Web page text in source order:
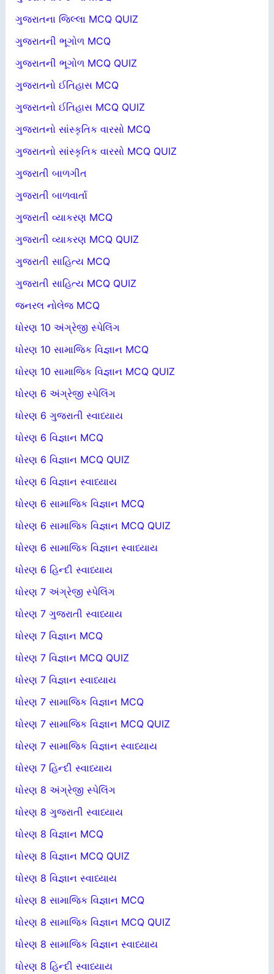
ગુજરાતના જિલ્લા MCQ QUIZ
ગુજરાતની ભૂગોળ MCQ
ગુજરાતની ભૂગોળ MCQ QUIZ
ગુજરાતનો ઈતિહાસ MCQ
ગુજરાતનો ઈતિહાસ MCQ QUIZ
ગુજરાતનો સાંસ્કૃતિક વારસો MCQ
ગુજરાતનો સાંસ્કૃતિક વારસો MCQ QUIZ
ગુજરાતી બાળગીત
ગુજરાતી બાળવાર્તા
ગુજરાતી વ્યાકરણ MCQ
ગુજરાતી વ્યાકરણ MCQ QUIZ
ગુજરાતી સાહિત્ય MCQ
ગુજરાતી સાહિત્ય MCQ QUIZ
જનરલ નોલેજ MCQ
ધોરણ 10 અંગ્રેજી સ્પેલિંગ
ધોરણ 10 સામાજિક વિજ્ઞાન MCQ
ધોરણ 10 સામાજિક વિજ્ઞાન MCQ QUIZ
ધોરણ 6 અંગ્રેજી સ્પેલિંગ
ધોરણ 6 ગુજરાતી સ્વાધ્યાય
ધોરણ 6 વિજ્ઞાન MCQ
ધોરણ 6 વિજ્ઞાન MCQ QUIZ
ધોરણ 6 વિજ્ઞાન સ્વાધ્યાય
ધોરણ 6 સામાજિક વિજ્ઞાન MCQ
ધોરણ 6 સામાજિક વિજ્ઞાન MCQ QUIZ
ધોરણ 6 સામાજિક વિજ્ઞાન સ્વાધ્યાય
ધોરણ 6 હિન્દી સ્વાધ્યાય
ધોરણ 7 અંગ્રેજી સ્પેલિંગ
ધોરણ 7 ગુજરાતી સ્વાધ્યાય
ધોરણ 7 વિજ્ઞાન MCQ
ધોરણ 7 વિજ્ઞાન MCQ QUIZ
ધોરણ 7 વિજ્ઞાન સ્વાધ્યાય
ધોરણ 7 સામાજિક વિજ્ઞાન MCQ
ધોરણ 7 સામાજિક વિજ્ઞાન MCQ QUIZ
ધોરણ 7 સામાજિક વિજ્ઞાન સ્વાધ્યાય
ધોરણ 7 હિન્દી સ્વાધ્યાય
ધોરણ 8 અંગ્રેજી સ્પેલિંગ
ધોરણ 8 ગુજરાતી સ્વાધ્યાય
ધોરણ 8 વિજ્ઞાન MCQ
ધોરણ 8 વિજ્ઞાન MCQ QUIZ
ધોરણ 8 વિજ્ઞાન સ્વાધ્યાય
ધોરણ 8 સામાજિક વિજ્ઞાન MCQ
ધોરણ 8 સામાજિક વિજ્ઞાન MCQ QUIZ
ધોરણ 8 સામાજિક વિજ્ઞાન સ્વાધ્યાય
ધોરણ 8 હિન્દી સ્વાધ્યાય